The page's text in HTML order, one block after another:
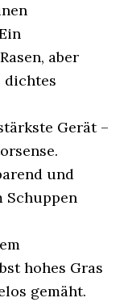
aber
dichtes
Gerät –
und
Schuppen
hohes Gras
gemäht.